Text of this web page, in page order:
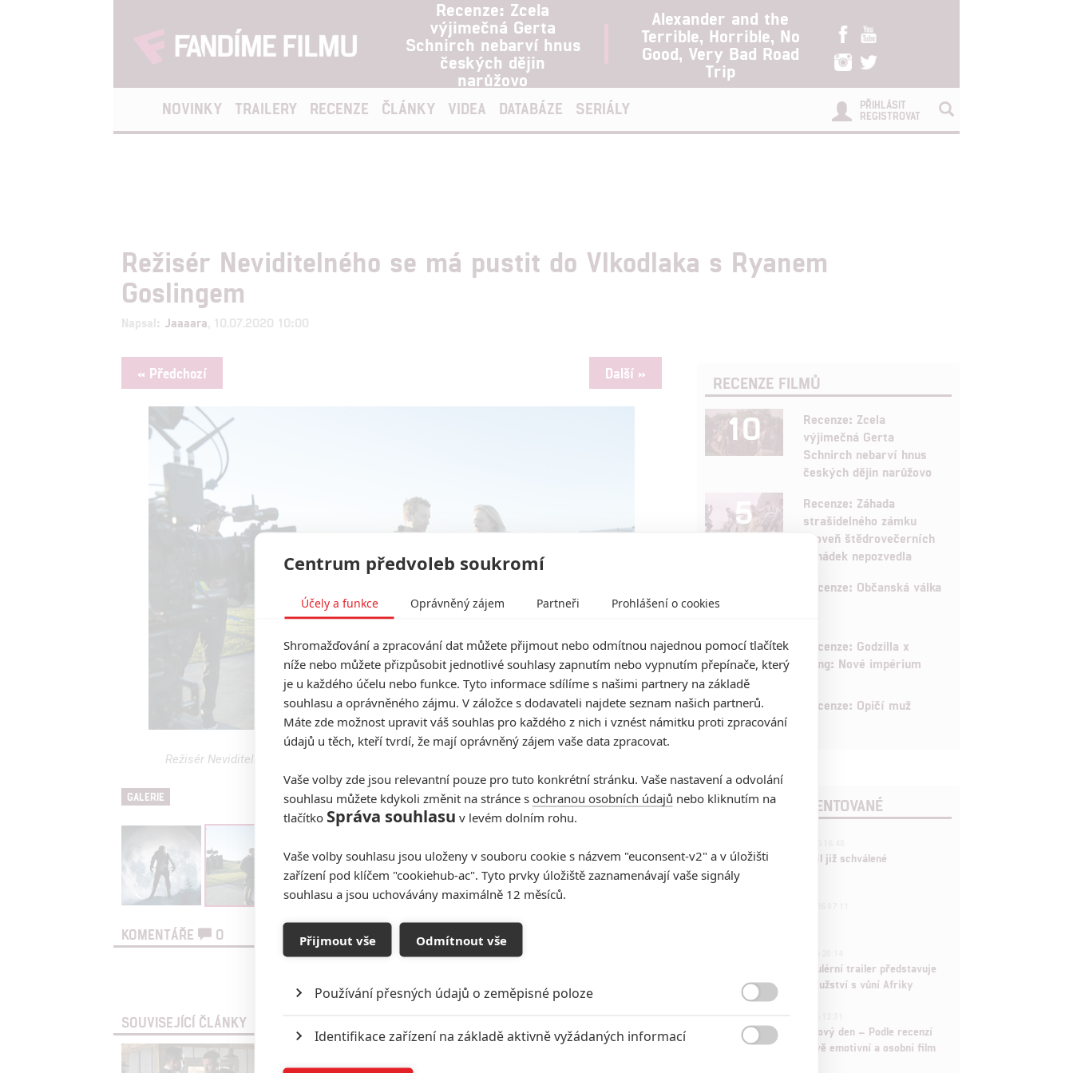
Recenze: Zcela
výjimečná Gerta
Schnirch nebarví hnus
českých dějin
narůžovo
Alexander and the
Terrible, Horrible, No
Good, Very Bad Road
Trip
NOVINKY TRAILERY RECENZE ČLÁNKY VIDEA DATABÁZE SERIÁLY
PŘIHLÁSIT
REGISTROVAT
Režisér Neviditelného se má pustit do Vlkodlaka s Ryanem
Goslingem
Napsal: Jaaaara , 10.07.2020 10:00
« Předchozí Další »
Universal Pictures
Režisér Neviditelného se má pustit do Vlkodlaka s Ryanem Goslingem | Fandíme filmu
GALERIE
KOMENTÁŘE 0
SOUVISEJÍCÍ ČLÁNKY
RECENZE FILMŮ
10
Recenze: Zcela
výjimečná Gerta
Schnirch nebarví hnus
českých dějin narůžovo
5
Recenze: Záhada
strašidelného zámku
úroveň štědrovečerních
pohádek nepozvedla
Recenze: Občanská válka
6
Recenze: Godzilla x
Kong: Nové impérium
8 Recenze: Opičí muž
POSLEDNÍ KOMENTOVANÉ
Marvel nečekaně zrušil již schválené
pokračování
Děti krve a kostí: Regulérní trailer představuje
akční fantasy dobrodružství s vůní Afriky
Spider-Man: Zbrusu nový den – Podle recenzí
máme čekat překvapivě emotivní a osobní film
Centrum předvoleb soukromí
Účely a funkce Oprávněný zájem Partneři Prohlášení o cookies
Shromažďování a zpracování dat můžete přijmout nebo odmítnou najednou pomocí tlačítek
níže nebo můžete přizpůsobit jednotlivé souhlasy zapnutím nebo vypnutím přepínače, který
je u každého účelu nebo funkce. Tyto informace sdílíme s našimi partnery na základě
souhlasu a oprávněného zájmu. V záložce s dodavateli najdete seznam našich partnerů.
Máte zde možnost upravit váš souhlas pro každého z nich i vznést námitku proti zpracování
údajů u těch, kteří tvrdí, že mají oprávněný zájem vaše data zpracovat.
Vaše volby zde jsou relevantní pouze pro tuto konkrétní stránku. Vaše nastavení a odvolání
souhlasu můžete kdykoli změnit na stránce s ochranou osobních údajů nebo kliknutím na
tlačítko Správa souhlasu v levém dolním rohu.
Vaše volby souhlasu jsou uloženy v souboru cookie s názvem "euconsent-v2" a v úložišti
zařízení pod klíčem "cookiehub-ac". Tyto prvky úložiště zaznamenávají vaše signály
souhlasu a jsou uchovávány maximálně 12 měsíců.
Přijmout vše Odmítnout vše
Používání přesných údajů o zeměpisné poloze
Identifikace zařízení na základě aktivně vyžádaných informací